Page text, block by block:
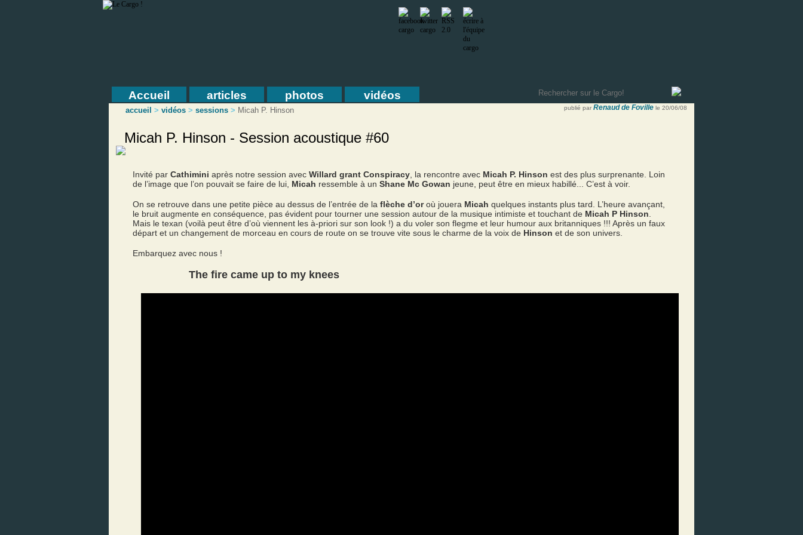
Accueil articles photos vidéos
accueil > vidéos > sessions > Micah P. Hinson publié par Renaud de Foville le 20/06/08
Micah P. Hinson - Session acoustique #60
Invité par Cathimini après notre session avec Willard grant Conspiracy , la rencontre avec Micah P. Hinson est des plus surprenante. Loin
de l’image que l’on pouvait se faire de lui, Micah ressemble à un Shane Mc Gowan jeune, peut être en mieux habillé... C’est à voir.
On se retrouve dans une petite pièce au dessus de l’entrée de la flèche d’oroù jouera Micah quelques instants plus tard. L’heure avançant,
le bruit augmente en conséquence, pas évident pour tourner une session autour de la musique intimiste et touchant de Micah P Hinson
Mais le texan (voilà peut être d’où viennent les à-priori sur son look !) a du voler son flegme et leur humour aux britanniques !!! Après un faux
départ et un changement de morceau en cours de route on se trouve vite sous le charme de la voix de Hinson et de son univers.
Embarquez avec nous !
The fire came up to my knees